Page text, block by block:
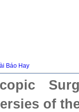
Báo Hay
of